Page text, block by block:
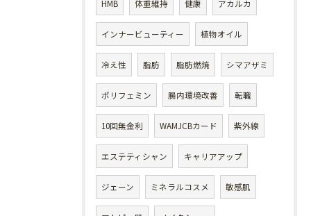
HMB 体重維持 健康 アカルカ
インナービューティー 植物オイル
冷え性 脂肪 脂肪燃焼 シマアザミ
ポリフェミン 腸内環境改善 転職
10回無金利 WAMJCBカード 紫外線
エステティシャン キャリアアップ
ジェーン ミネラルコスメ 敏感肌